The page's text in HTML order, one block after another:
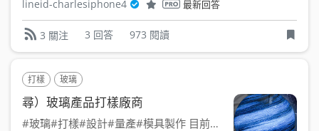
lineid-charlesiphone4 最新回答
3 關注 3 回答 973 閱讀
打樣 玻璃
尋）玻璃產品打樣廠商
#玻璃#打樣#設計#量產#模具製作 目前正在設計一個...